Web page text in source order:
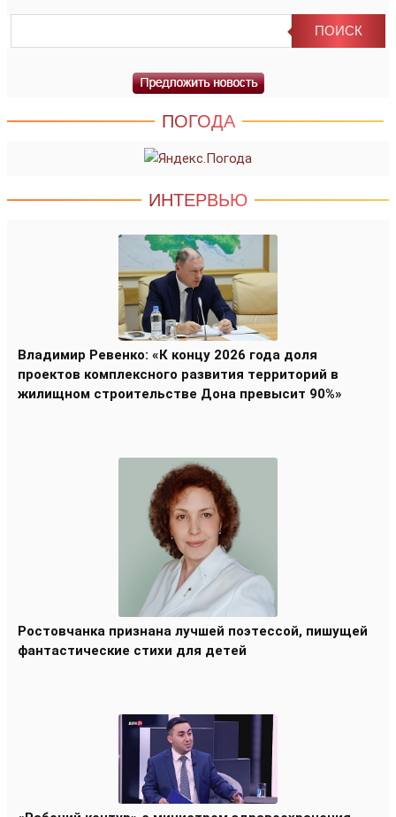
ПОГОДА
ИНТЕРВЬЮ
Владимир Ревенко: «К концу 2026 года доля
проектов комплексного развития территорий в
жилищном строительстве Дона превысит 90%»
Ростовчанка признана лучшей поэтессой, пишущей
фантастические стихи для детей